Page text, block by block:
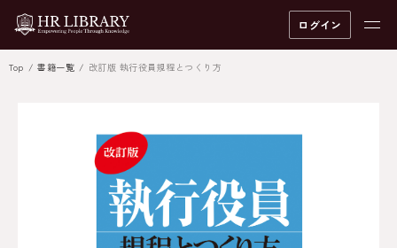
ログイン
Top 書籍一覧 改訂版 執行役員規程とつくり方